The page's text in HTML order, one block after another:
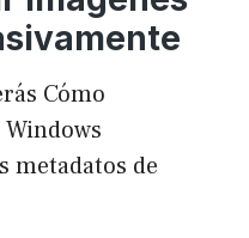
Cómo
metadatos de